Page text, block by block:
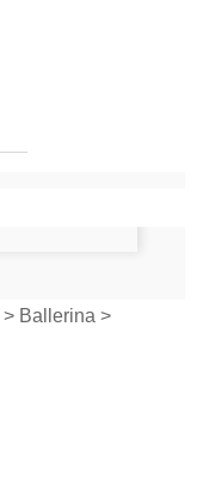
> Ballerina >